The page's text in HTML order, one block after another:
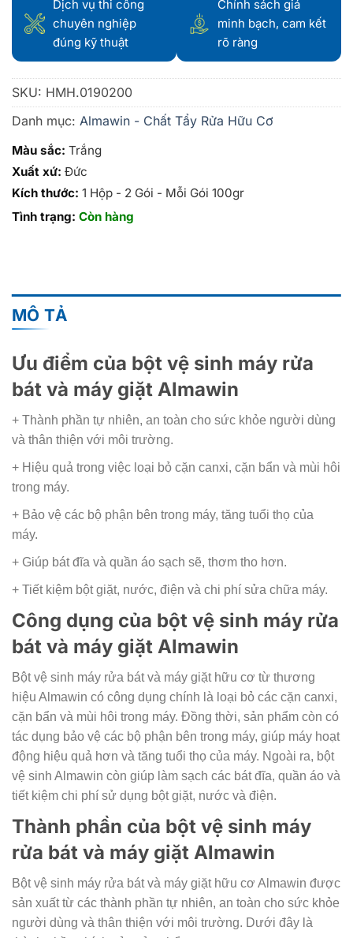
Dịch vụ thi công
chuyên nghiệp
đúng kỹ thuật
Chính sách giá
minh bạch, cam kết
rõ ràng
SKU: HMH.0190200
Danh mục: Almawin - Chất Tẩy Rửa Hữu Cơ
Màu sắc: Trắng
Xuất xứ: Đức
Kích thước: 1 Hộp - 2 Gói - Mỗi Gói 100gr
Tình trạng: Còn hàng
MÔ TẢ
Ưu điểm của bột vệ sinh máy rửa
bát và máy giặt Almawin
+ Thành phần tự nhiên, an toàn cho sức khỏe người dùng
và thân thiện với môi trường.
+ Hiệu quả trong việc loại bỏ cặn canxi, cặn bẩn và mùi hôi
trong máy.
+ Bảo vệ các bộ phận bên trong máy, tăng tuổi thọ của
máy.
+ Giúp bát đĩa và quần áo sạch sẽ, thơm tho hơn.
+ Tiết kiệm bột giặt, nước, điện và chi phí sửa chữa máy.
Công dụng của bột vệ sinh máy rửa
bát và máy giặt Almawin
Bột vệ sinh máy rửa bát và máy giặt hữu cơ từ thương
hiệu Almawin có công dụng chính là loại bỏ các cặn canxi,
cặn bẩn và mùi hôi trong máy. Đồng thời, sản phẩm còn có
tác dụng bảo vệ các bộ phận bên trong máy, giúp máy hoạt
động hiệu quả hơn và tăng tuổi thọ của máy. Ngoài ra, bột
vệ sinh Almawin còn giúp làm sạch các bát đĩa, quần áo và
tiết kiệm chi phí sử dụng bột giặt, nước và điện.
Thành phần của bột vệ sinh máy
rửa bát và máy giặt Almawin
Bột vệ sinh máy rửa bát và máy giặt hữu cơ Almawin được
sản xuất từ các thành phần tự nhiên, an toàn cho sức khỏe
người dùng và thân thiện với môi trường. Dưới đây là